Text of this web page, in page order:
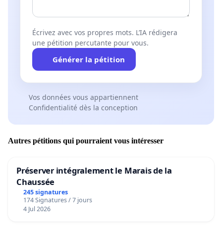
Écrivez avec vos propres mots. L’IA rédigera
une pétition percutante pour vous.
Générer la pétition
Vos données vous appartiennent
Confidentialité dès la conception
Autres pétitions qui pourraient vous intéresser
Préserver intégralement le Marais de la
Chaussée
245 signatures
174 Signatures / 7 jours
4 Jul 2026